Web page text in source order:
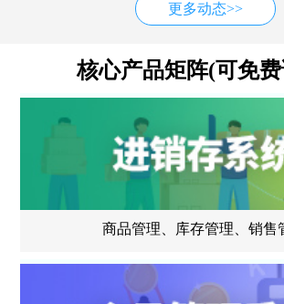
更多动态>>
核心产品矩阵(可免
商品管理、库存管理、销售